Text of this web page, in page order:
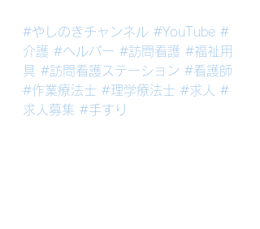
#やしのきチャンネル #YouTube #
介護 #ヘルパー #訪問看護 #福祉用
具 #訪問看護ステーション #看護師
#作業療法士 #理学療法士 #求人
#
求人募集 #手すり